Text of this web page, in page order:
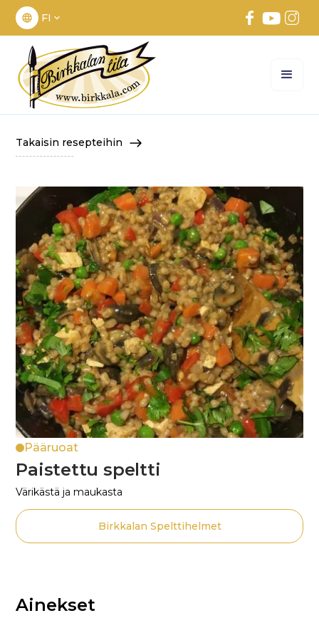
FI
Takaisin resepteihin
Pääruoat
Paistettu speltti
Värikästä ja maukasta
Birkkalan Spelttihelmet
Ainekset